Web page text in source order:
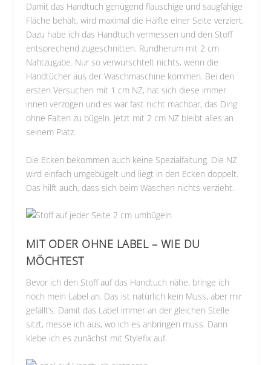
Damit das Handtuch genügend flauschige und saugfähige
Fläche behält, wird maximal die Hälfte einer Seite verziert.
Dazu habe ich das Handtuch vermessen und den Stoff
entsprechend zugeschnitten. Rundherum mit 2 cm
Nahtzugabe. Nur so verwurschtelt nichts, wenn die
Handtücher aus der Waschmaschine kommen. Bei den
ersten Versuchen mit 1 cm NZ, hat sich diese immer
innen verzogen und es war fast nicht machbar, das Ding
ohne Falten zu bügeln. Jetzt mit 2 cm NZ bleibt alles an
seinem Platz.
Die Ecken bekommen auch keine Spezialfaltung. Die NZ
wird einfach umgebügelt und liegt in den Ecken doppelt.
Das hilft auch, dass sich beim Waschen nichts verzieht.
MIT ODER OHNE LABEL – WIE DU
MÖCHTEST
Bevor ich den Stoff auf das Handtuch nähe, bringe ich
noch mein Label an. Das ist natürlich kein Muss, aber mir
gefällt’s. Damit das Label immer an der gleichen Stelle
sitzt, messe ich aus, wo ich es anbringen muss. Dann
klebe ich es zunächst mit Stylefix auf.